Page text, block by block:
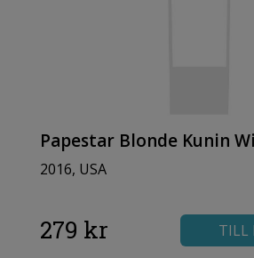
Papestar Blonde Kunin
2016, USA
279 kr TILL